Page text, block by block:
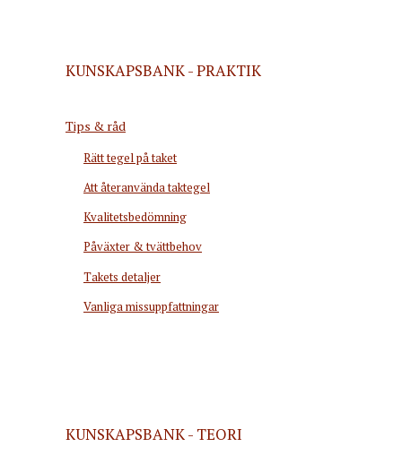
KUNSKAPSBANK - PRAKTIK
Tips & råd
Rätt tegel på taket
Att återanvända taktegel
Kvalitetsbedömning
Påväxter & tvättbehov
Takets detaljer
Vanliga missuppfattningar
KUNSKAPSBANK - TEORI